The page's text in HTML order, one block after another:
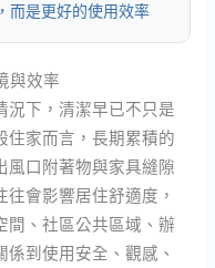
而是更好的使用效率
與效率
況下，清潔早已不只是
住家而言，長期累積的
風口附著物與家具縫隙
會影響居住舒適度，
間、社區公共區域、辦
到使用安全、觀感、